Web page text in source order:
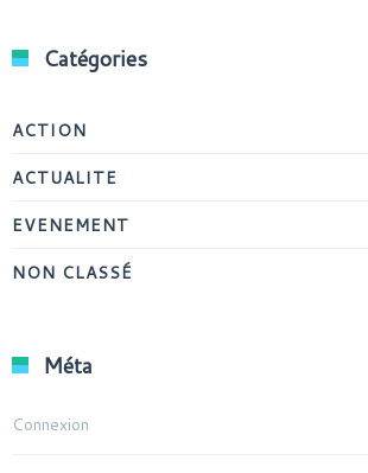
Catégories
ACTION
ACTUALITE
EVENEMENT
NON CLASSÉ
Méta
Connexion